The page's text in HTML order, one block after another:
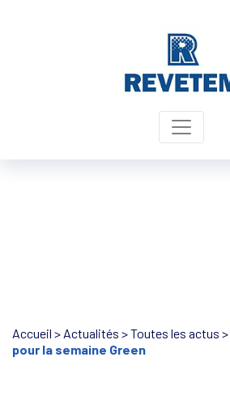
Accueil > Actualités >Toutes les actus >
pour la semaine Green